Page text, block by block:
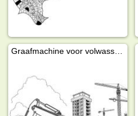
Graafmachine voor volwassenen